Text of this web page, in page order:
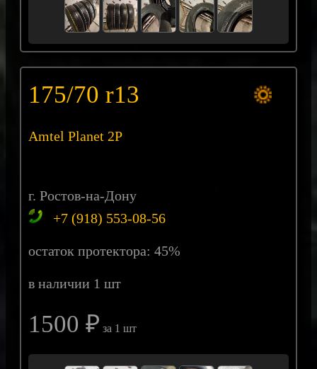
175/70 r13
Amtel Planet 2P
г. Ростов-на-Дону
+7 (918) 553-08-56
остаток протектора: 45%
в наличии 1 шт
1500 ₽ за 1 шт